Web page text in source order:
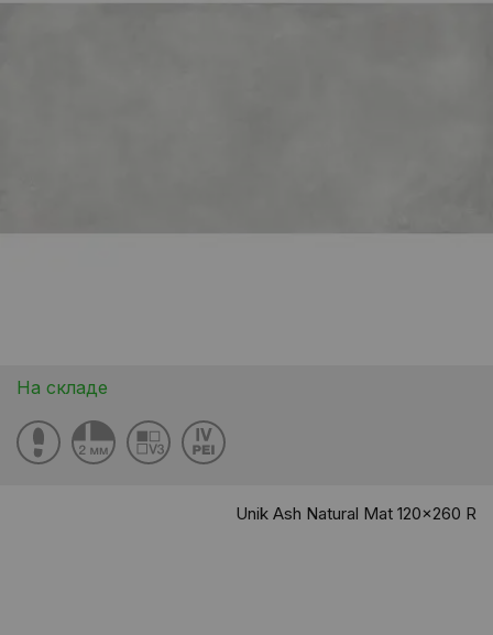
На складе
Unik Ash Natural Mat 120x260 R